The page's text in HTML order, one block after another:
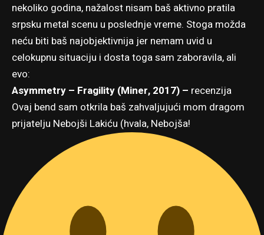
nekoliko godina, nažalost nisam baš aktivno pratila
srpsku metal scenu u poslednje vreme. Stoga možda
neću biti baš najobjektivnija jer nemam uvid u
celokupnu situaciju i dosta toga sam zaboravila, ali
evo:
Asymmetry – Fragility (Miner, 2017) – recenzija
Ovaj bend sam otkrila baš zahvaljujući mom dragom
prijatelju Nebojši Lakiću (hvala, Nebojša!